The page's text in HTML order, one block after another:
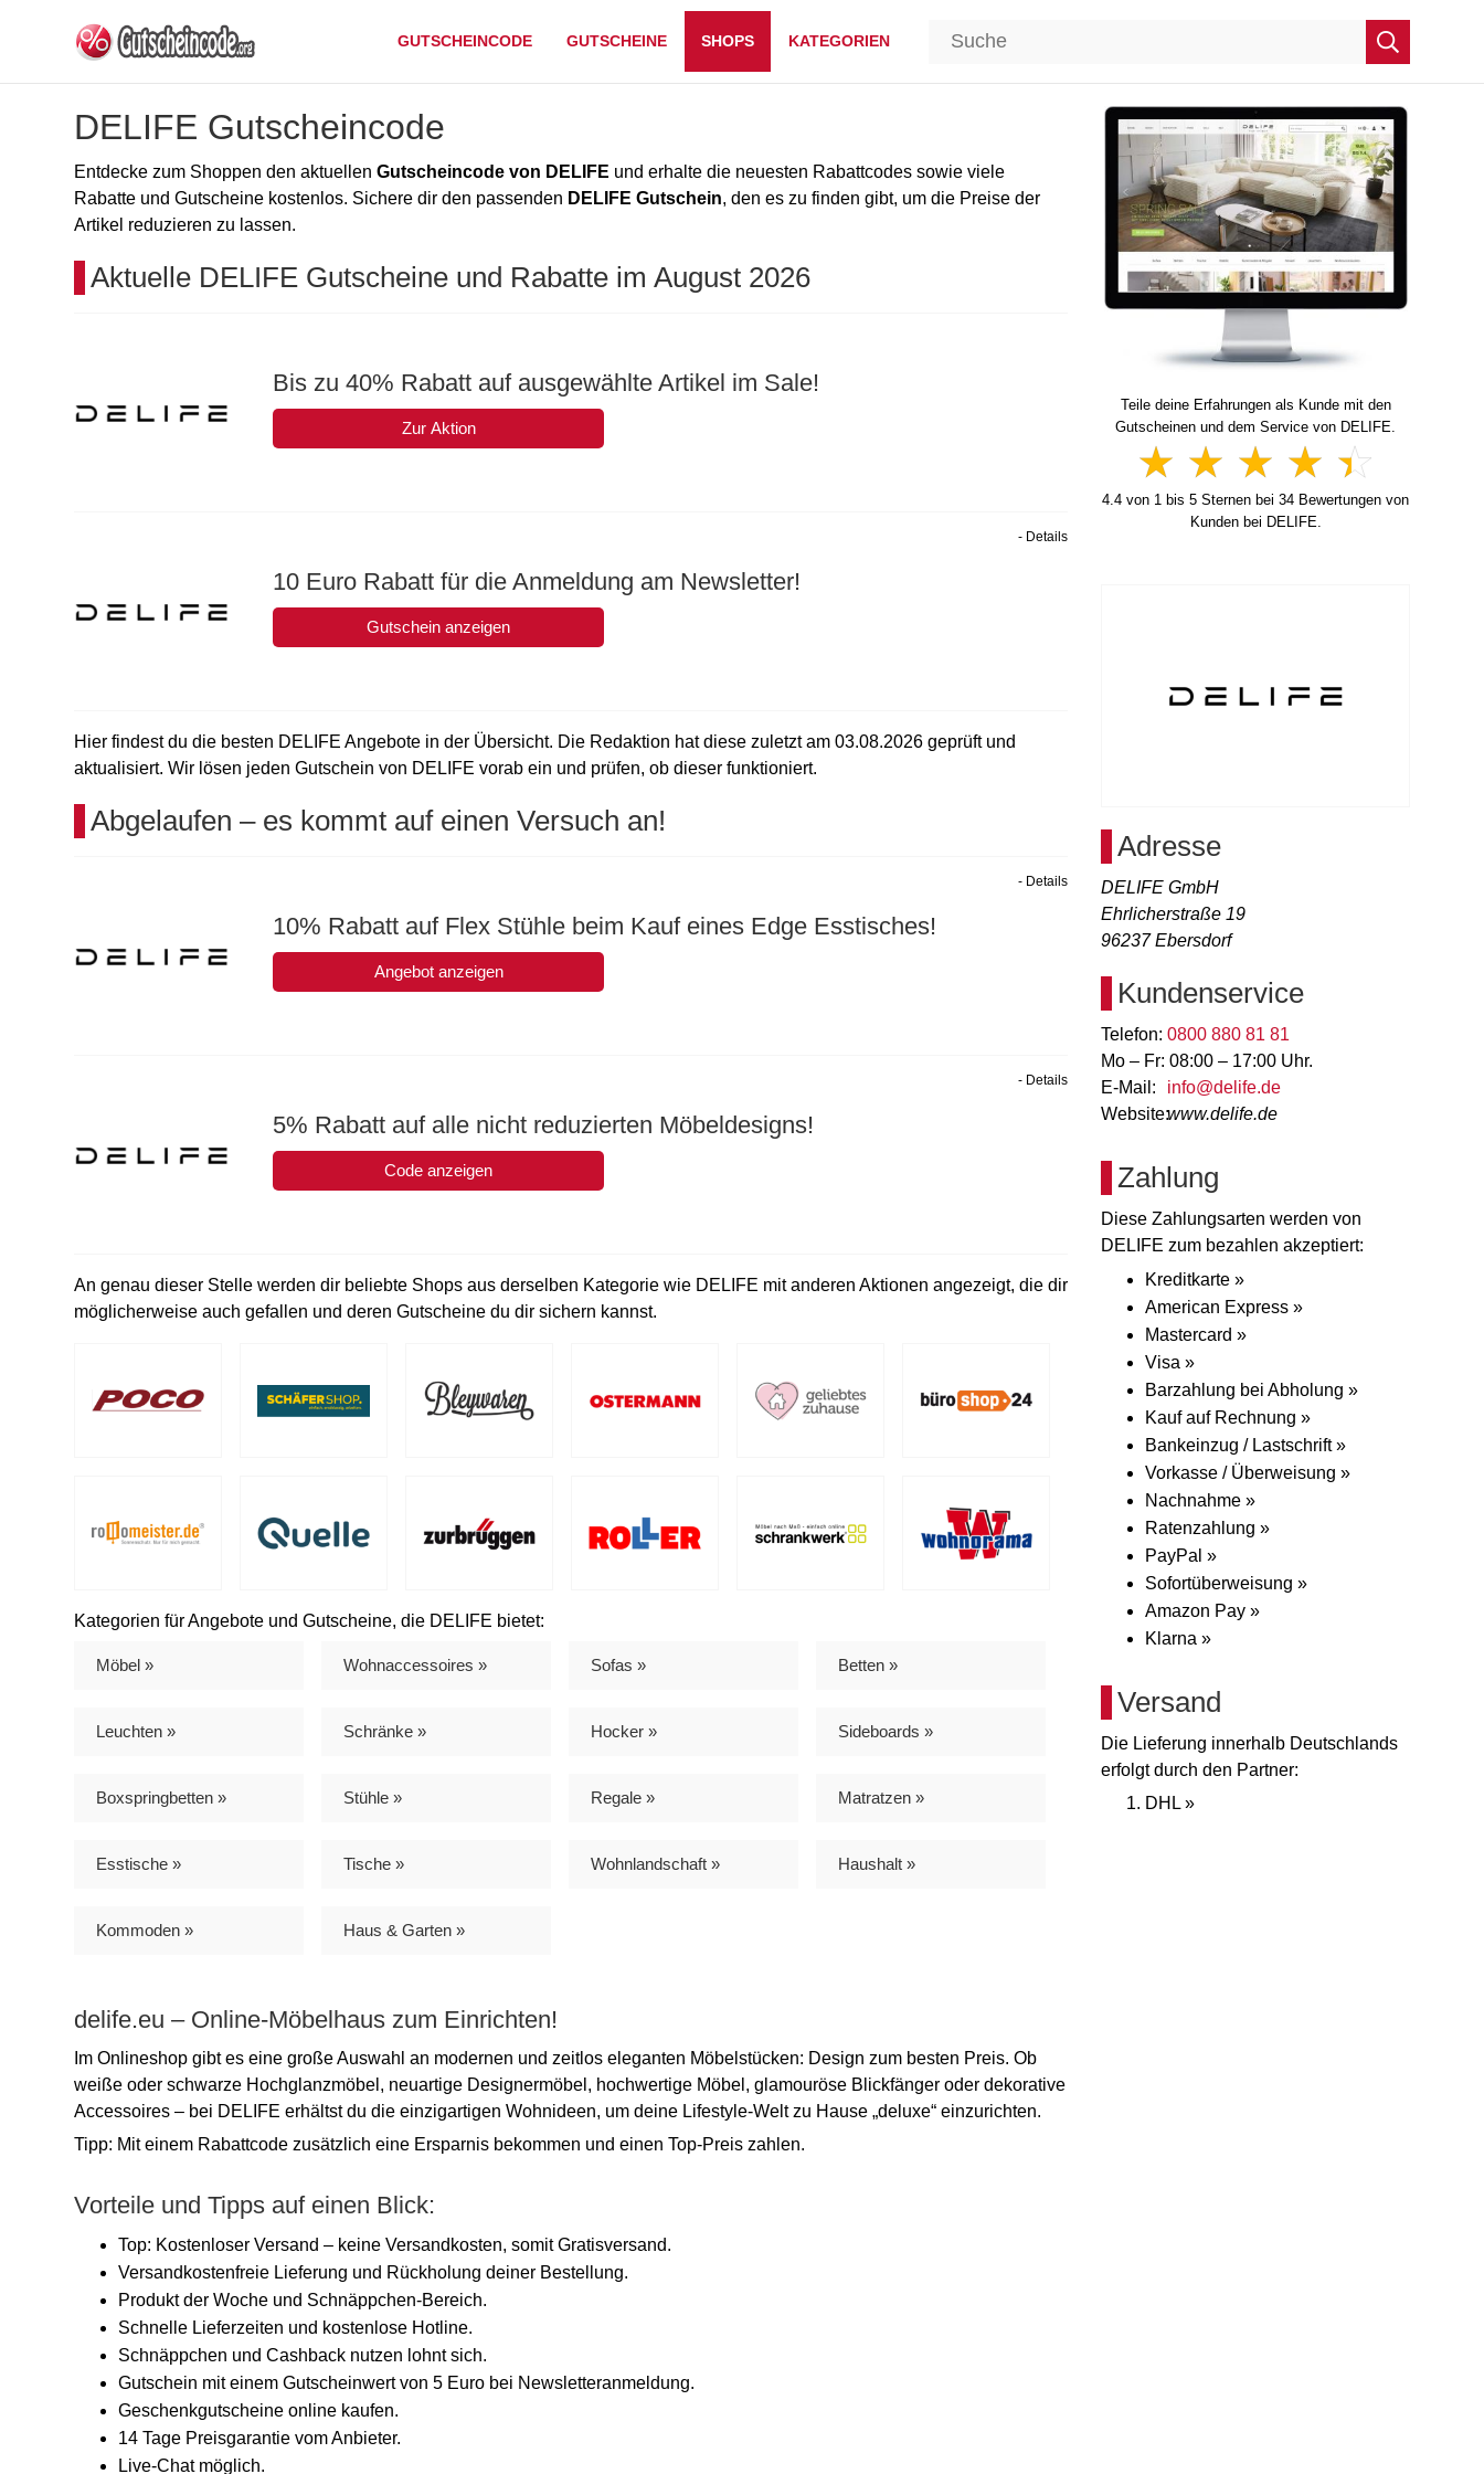
GUTSCHEINCODE GUTSCHEINE SHOPS KATEGORIEN
DELIFE Gutscheincode
Entdecke zum Shoppen den aktuellen Gutscheincode von DELIFE und erhalte die neuesten Rabattcodes sowie viele
Rabatte und Gutscheine kostenlos. Sichere dir den passenden DELIFE Gutschein, den es zu finden gibt, um die Preise der
Artikel reduzieren zu lassen.
Aktuelle DELIFE Gutscheine und Rabatte im August 2026
Bis zu 40% Rabatt auf ausgewählte Artikel im Sale!
Zur Aktion
10 Euro Rabatt für die Anmeldung am Newsletter!
Gutschein anzeigen
- Details
Hier findest du die besten DELIFE Angebote in der Übersicht. Die Redaktion hat diese zuletzt am 03.08.2026 geprüft und
aktualisiert. Wir lösen jeden Gutschein von DELIFE vorab ein und prüfen, ob dieser funktioniert.
Abgelaufen – es kommt auf einen Versuch an!
10% Rabatt auf Flex Stühle beim Kauf eines Edge Esstisches!
Angebot anzeigen
- Details
5% Rabatt auf alle nicht reduzierten Möbeldesigns!
Code anzeigen
- Details
An genau dieser Stelle werden dir beliebte Shops aus derselben Kategorie wie DELIFE mit anderen Aktionen angezeigt, die dir
möglicherweise auch gefallen und deren Gutscheine du dir sichern kannst.
Kategorien für Angebote und Gutscheine, die DELIFE bietet:
Möbel » Wohnaccessoires » Sofas » Betten »
Leuchten » Schränke » Hocker » Sideboards »
Boxspringbetten » Stühle » Regale » Matratzen »
Esstische » Tische » Wohnlandschaft » Haushalt »
Kommoden » Haus & Garten »
delife.eu – Online-Möbelhaus zum Einrichten!
Im Onlineshop gibt es eine große Auswahl an modernen und zeitlos eleganten Möbelstücken: Design zum besten Preis. Ob
weiße oder schwarze Hochglanzmöbel, neuartige Designermöbel, hochwertige Möbel, glamouröse Blickfänger oder dekorative
Accessoires – bei DELIFE erhältst du die einzigartigen Wohnideen, um deine Lifestyle-Welt zu Hause „deluxe“ einzurichten.
Tipp: Mit einem Rabattcode zusätzlich eine Ersparnis bekommen und einen Top-Preis zahlen.
Vorteile und Tipps auf einen Blick:
Top: Kostenloser Versand – keine Versandkosten, somit Gratisversand.
Versandkostenfreie Lieferung und Rückholung deiner Bestellung.
Produkt der Woche und Schnäppchen-Bereich.
Schnelle Lieferzeiten und kostenlose Hotline.
Schnäppchen und Cashback nutzen lohnt sich.
Gutschein mit einem Gutscheinwert von 5 Euro bei Newsletteranmeldung.
Geschenkgutscheine online kaufen.
14 Tage Preisgarantie vom Anbieter.
Live-Chat möglich.
Teile deine Erfahrungen als Kunde mit den
Gutscheinen und dem Service von DELIFE.
4.4 von 1 bis 5 Sternen bei 34 Bewertungen von
Kunden bei DELIFE.
Adresse
DELIFE GmbH
Ehrlicherstraße 19
96237 Ebersdorf
Kundenservice
Telefon: 0800 880 81 81
Mo – Fr: 08:00 – 17:00 Uhr.
E-Mail:
info@delife.de
Website:www.delife.de
Zahlung
Diese Zahlungsarten werden von
DELIFE zum bezahlen akzeptiert:
Kreditkarte »
American Express »
Mastercard »
Visa »
Barzahlung bei Abholung »
Kauf auf Rechnung »
Bankeinzug / Lastschrift »
Vorkasse / Überweisung »
Nachnahme »
Ratenzahlung »
PayPal »
Sofortüberweisung »
Amazon Pay »
Klarna »
Versand
Die Lieferung innerhalb Deutschlands
erfolgt durch den Partner:
DHL »